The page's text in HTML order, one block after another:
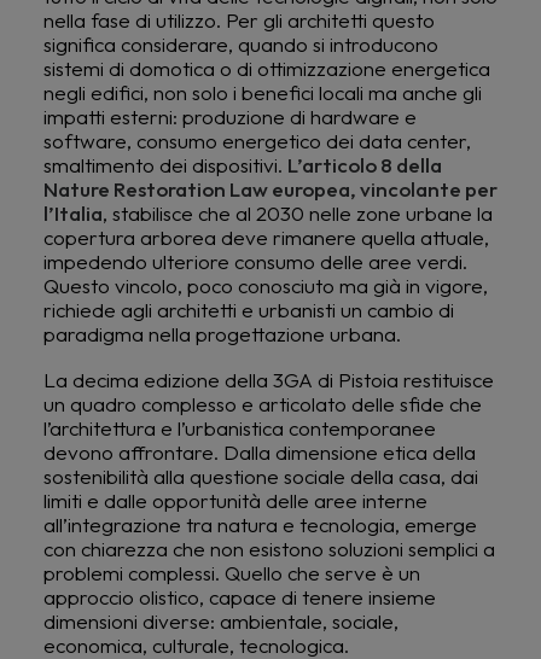
nella fase di utilizzo. Per gli architetti questo
significa considerare, quando si introducono
sistemi di domotica o di ottimizzazione energetica
negli edifici, non solo i benefici locali ma anche gli
impatti esterni: produzione di hardware e
software, consumo energetico dei data center,
smaltimento dei dispositivi. L’articolo 8 della
Nature Restoration Law europea, vincolante per
l’Italia, stabilisce che al 2030 nelle zone urbane la
copertura arborea deve rimanere quella attuale,
impedendo ulteriore consumo delle aree verdi.
Questo vincolo, poco conosciuto ma già in vigore,
richiede agli architetti e urbanisti un cambio di
paradigma nella progettazione urbana.
La decima edizione della 3GA di Pistoia restituisce
un quadro complesso e articolato delle sfide che
l’architettura e l’urbanistica contemporanee
devono affrontare. Dalla dimensione etica della
sostenibilità alla questione sociale della casa, dai
limiti e dalle opportunità delle aree interne
all’integrazione tra natura e tecnologia, emerge
con chiarezza che non esistono soluzioni semplici a
problemi complessi. Quello che serve è un
approccio olistico, capace di tenere insieme
dimensioni diverse: ambientale, sociale,
economica, culturale, tecnologica.